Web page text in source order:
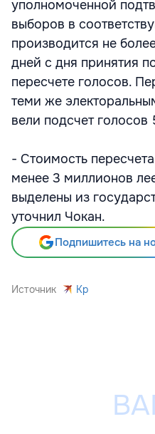
уполномоченной
выборов в
производится не
дней с дня принятия
пересчете голосов.
теми же
вели подсчет голосов
- Стоимость
менее 3 миллионов
выделены из
уточнил Чокан.
Подпишитесь на
Источник Kp